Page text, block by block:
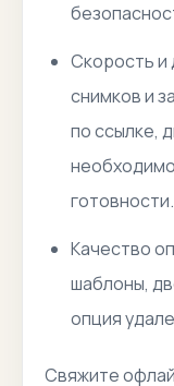
Скорость и
снимков и
по ссылке,
готовности.
Качество
шаблоны,
опция
Свяжите